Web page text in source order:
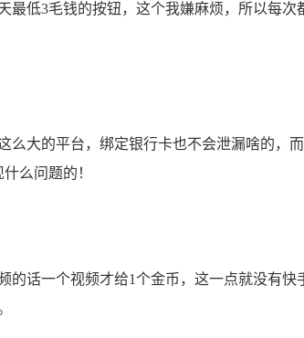
低3毛钱的按钮，这个我嫌麻烦，所以每次
大的平台，绑定银行卡也不会泄漏啥的，
么问题的！
话一个视频才给1个金币，这一点就没有快